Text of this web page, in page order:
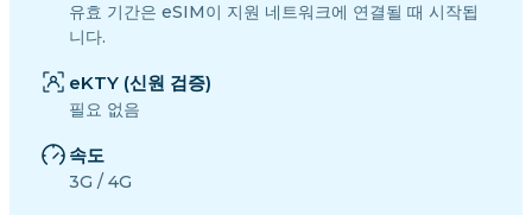
유효 기간은 eSIM이 지원 네트워크에 연결될 때 시작됩
니다.
eKTY (신원 검증)
필요 없음
속도
3G / 4G